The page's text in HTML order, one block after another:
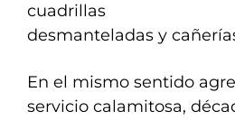
cuadrillas
desmanteladas y
En el mismo sentido
servicio calamitosa,